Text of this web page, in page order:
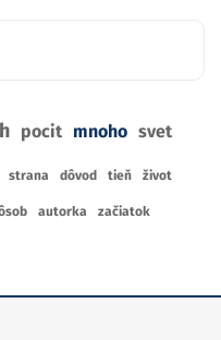
pocit mnoho svet
strana dôvod tieň život
autorka začiatok